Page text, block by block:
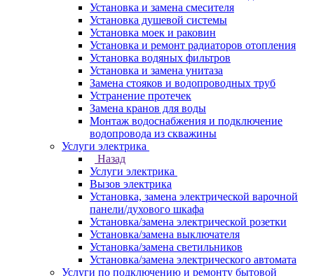
Установка и замена смесителя
Установка душевой системы
Установка моек и раковин
Установка и ремонт радиаторов отопления
Установка водяных фильтров
Установка и замена унитаза
Замена стояков и водопроводных труб
Устранение протечек
Замена кранов для воды
Монтаж водоснабжения и подключение
водопровода из скважины
Услуги электрика
Назад
Услуги электрика
Вызов электрика
Установка, замена электрической варочной
панели/духового шкафа
Установка/замена электрической розетки
Установка/замена выключателя
Установка/замена светильников
Установка/замена электрического автомата
Услуги по подключению и ремонту бытовой